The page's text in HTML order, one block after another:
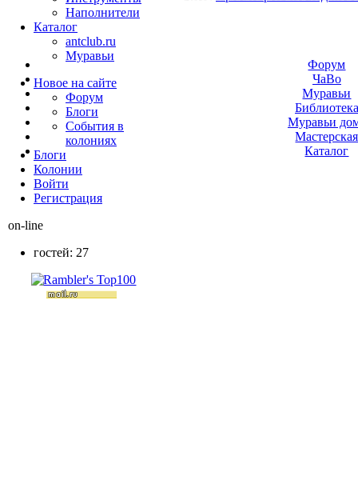
Наполнители
Каталог
antclub.ru
Муравьи
Новое на сайте
Форум
Блоги
События в
колониях
Блоги
Колонии
Войти
Peгиcтpaция
on-line
гостей: 27
Форум
ЧаВо
Муравьи
Библиотека
Муравьи
Мастерская
Каталог